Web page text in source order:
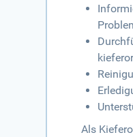
Als